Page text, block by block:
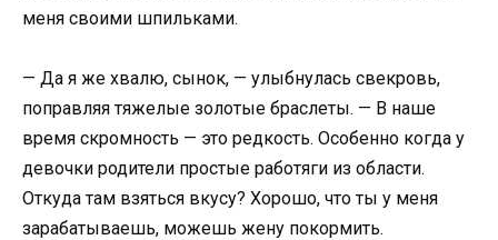
меня своими шпильками.
— Да я же хвалю, сынок, — улыбнулась свекровь,
поправляя тяжелые золотые браслеты. — В наше
время скромность — это редкость. Особенно когда у
девочки родители простые работяги из области.
Откуда там взяться вкусу? Хорошо, что ты у меня
зарабатываешь, можешь жену покормить.